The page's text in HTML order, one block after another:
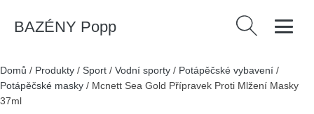
BAZÉNY Popp Vyhledávání
Domů / Produkty / Sport / Vodní sporty / Potápěčské vybavení /
Potápěčské masky / Mcnett Sea Gold Přípravek Proti Mlžení Masky
37ml